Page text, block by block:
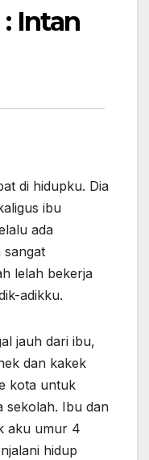
: Intan
di hidupku. Dia
ibu
ada
sangat
lelah bekerja
adikku.
jauh dari ibu,
dan kakek
kota untuk
sekolah. Ibu dan
aku umur 4
hidup